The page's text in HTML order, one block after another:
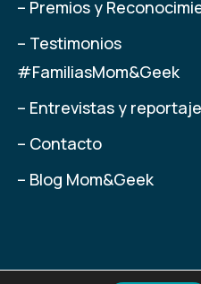
– Premios y
– Testimonios
#FamiliasMom&Geek
– Entrevistas y
– Contacto
– Blog Mom&Geek